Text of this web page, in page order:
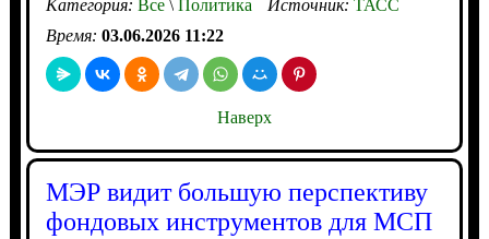
Категория: Все\Политика Источник: ТАСС
Время: 03.06.2026 11:22
Наверх
МЭР видит большую перспективу
фондовых инструментов для МСП